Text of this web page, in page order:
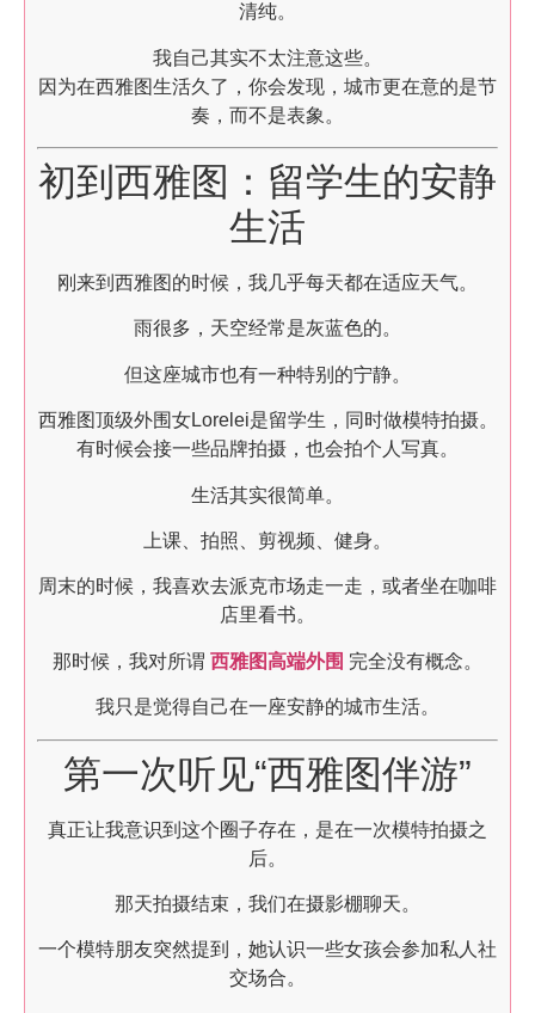
清纯。
我自己其实不太注意这些。
因为在西雅图生活久了，你会发现，城市更在意的是节
奏，而不是表象。
初到西雅图：留学生的安静
生活
刚来到西雅图的时候，我几乎每天都在适应天气。
雨很多，天空经常是灰蓝色的。
但这座城市也有一种特别的宁静。
西雅图顶级外围女Lorelei是留学生，同时做模特拍摄。
有时候会接一些品牌拍摄，也会拍个人写真。
生活其实很简单。
上课、拍照、剪视频、健身。
周末的时候，我喜欢去派克市场走一走，或者坐在咖啡
店里看书。
那时候，我对所谓 西雅图高端外围 完全没有概念。
我只是觉得自己在一座安静的城市生活。
第一次听见“西雅图伴游”
真正让我意识到这个圈子存在，是在一次模特拍摄之
后。
那天拍摄结束，我们在摄影棚聊天。
一个模特朋友突然提到，她认识一些女孩会参加私人社
交场合。